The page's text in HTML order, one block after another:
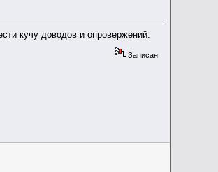
кучу доводов и опровержений.
Записан